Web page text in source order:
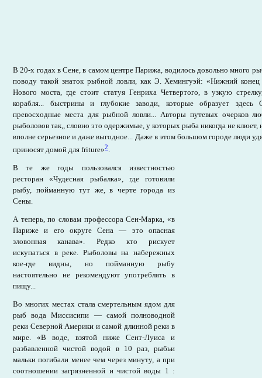
В 20-х годах в Сене, в самом центре Парижа, водилось довольно много
поводу такой знаток рыбной ловли, как Э. Хемингуэй: «Нижний
Нового моста, где стоит статуя Генриха Четвертого, в узкую
корабля... быстрины и глубокие заводи, которые образует здесь
превосходные места для рыбной ловли... Авторы путевых очерков
рыболовов так,, словно это одержимые, у которых рыба никогда не клюет,
вполне серьезное и даже выгодное... Даже в этом большом городе люди
приносят домой для friture»2.
В те же годы пользовался известностью
ресторан «Чудесная рыбалка», где готовили
рыбу, пойманную тут же, в черте города из
Сены.
А теперь, по словам профессора Сен-Марка, «в
Париже и его округе Сена — это опасная
зловонная канава». Редко кто рискует
искупаться в реке. Рыболовы на набережных
кое-где видны, но пойманную рыбу
настоятельно не рекомендуют употреблять в
пищу...
Во многих местах стала смертельным ядом для
рыб вода Миссисипи — самой полноводной
реки Северной Америки и самой длинной реки в
мире. «В воде, взятой ниже Сент-Луиса и
разбавленной чистой водой в 10 раз, рыбьи
мальки погибали менее чем через минуту, а при
соотношении загрязненной и чистой воды 1 :